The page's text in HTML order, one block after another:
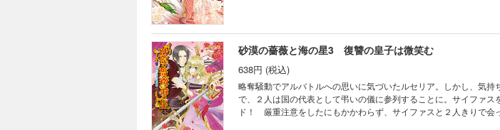
砂漠の薔薇と海の星3 復讐の皇子は微笑む
638円 (税込)
略奪騒動でアルバトルへの思いに気づいたルセリア。しかし、気
で、２人は国の代表として弔いの儀に参列することに。サイファ
ド！ 厳重注意をしたにもかかわらず、サイファスと２人きりで会